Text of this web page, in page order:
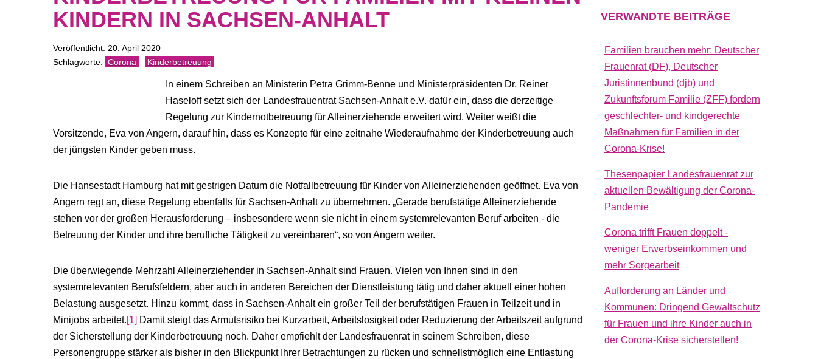
KINDERN IN SACHSEN-ANHALT
Veröffentlicht: 20. April 2020
Corona Kinderbetreuung
In einem Schreiben an Ministerin Petra Grimm-Benne und Ministerpräsidenten Dr. Reiner
Haseloff setzt sich der Landesfrauentrat Sachsen-Anhalt e.V. dafür ein, dass die derzeitige
Regelung zur Kindernotbetreuung für Alleinerziehende erweitert wird. Weiter weißt die
Vorsitzende, Eva von Angern, darauf hin, dass es Konzepte für eine zeitnahe Wiederaufnahme der Kinderbetreuung auch
der jüngsten Kinder geben muss.
Die Hansestadt Hamburg hat mit gestrigen Datum die Notfallbetreuung für Kinder von Alleinerziehenden geöffnet. Eva von
Angern regt an, diese Regelung ebenfalls für Sachsen-Anhalt zu übernehmen. „Gerade berufstätige Alleinerziehende
stehen vor der großen Herausforderung – insbesondere wenn sie nicht in einem systemrelevanten Beruf arbeiten - die
Betreuung der Kinder und ihre berufliche Tätigkeit zu vereinbaren“, so von Angern weiter.
Die überwiegende Mehrzahl Alleinerziehender in Sachsen-Anhalt sind Frauen. Vielen von Ihnen sind in den
systemrelevanten Berufsfeldern, aber auch in anderen Bereichen der Dienstleistung tätig und daher aktuell einer hohen
Belastung ausgesetzt. Hinzu kommt, dass in Sachsen-Anhalt ein großer Teil der berufstätigen Frauen in Teilzeit und in
Minijobs arbeitet.[1] Damit steigt das Armutsrisiko bei Kurzarbeit, Arbeitslosigkeit oder Reduzierung der Arbeitszeit aufgrund
der Sicherstellung der Kinderbetreuung noch. Daher empfiehlt der Landesfrauenrat in seinem Schreiben, diese
Personengruppe stärker als bisher in den Blickpunkt Ihrer Betrachtungen zu rücken und schnellstmöglich eine Entlastung
VERWANDTE BEITRÄGE
Familien brauchen mehr: Deutscher
Frauenrat (DF), Deutscher
Juristinnenbund (djb) und
Zukunftsforum Familie (ZFF) fordern
geschlechter- und kindgerechte
Maßnahmen für Familien in der
Corona-Krise!
Thesenpapier Landesfrauenrat zur
aktuellen Bewältigung der Corona-
Pandemie
Corona trifft Frauen doppelt -
weniger Erwerbseinkommen und
mehr Sorgearbeit
Aufforderung an Länder und
Kommunen: Dringend Gewaltschutz
für Frauen und ihre Kinder auch in
der Corona-Krise sicherstellen!